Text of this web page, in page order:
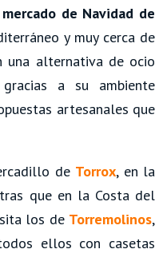
mercado de Navidad de
y muy cerca de
una alternativa de ocio
a su ambiente
artesanales que
de Torrox, en la
que en la Costa del
los de Torremolinos,
ellos con casetas